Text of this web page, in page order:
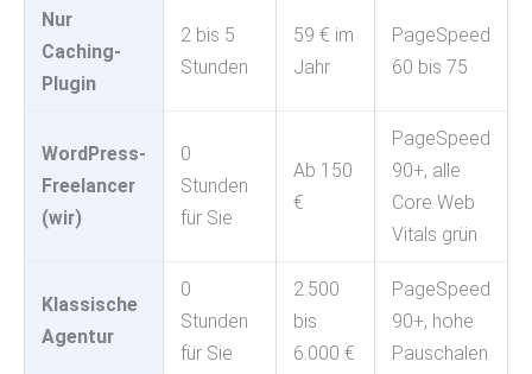
Nur
Caching-
Plugin
2 bis 5
Stunden
59 € im
Jahr
PageSpeed
60 bis 75
WordPress-
Freelancer
(wir)
0
Stunden
für Sie
Ab 150
€
PageSpeed
90+, alle
Core Web
Vitals grün
Klassische
Agentur
0
Stunden
für Sie
2.500
bis
6.000 €
PageSpeed
90+, hohe
Pauschalen